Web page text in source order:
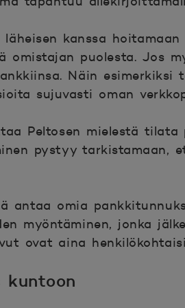
kanssa
omistajan puolesta. Jos
Näin
sujuvasti oman
Peltosen mielestä
pystyy tarkistamaan,
antaa omia
myöntäminen, jonka
ovat aina
kuntoon